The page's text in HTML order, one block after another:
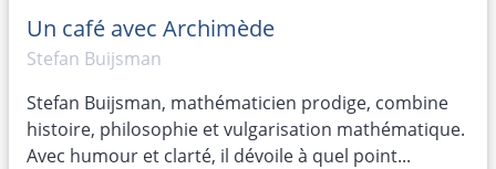
Un café avec Archimède
Stefan Buijsman
Stefan Buijsman, mathématicien prodige, combine
histoire, philosophie et vulgarisation mathématique.
Avec humour et clarté, il dévoile à quel point...